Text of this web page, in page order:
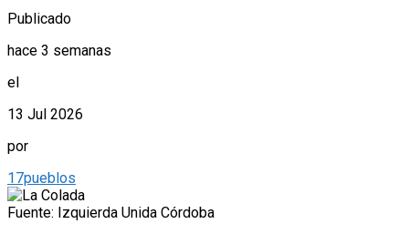
Publicado
hace 3 semanas
el
13 Jul 2026
por
17pueblos
Fuente: Izquierda Unida Córdoba